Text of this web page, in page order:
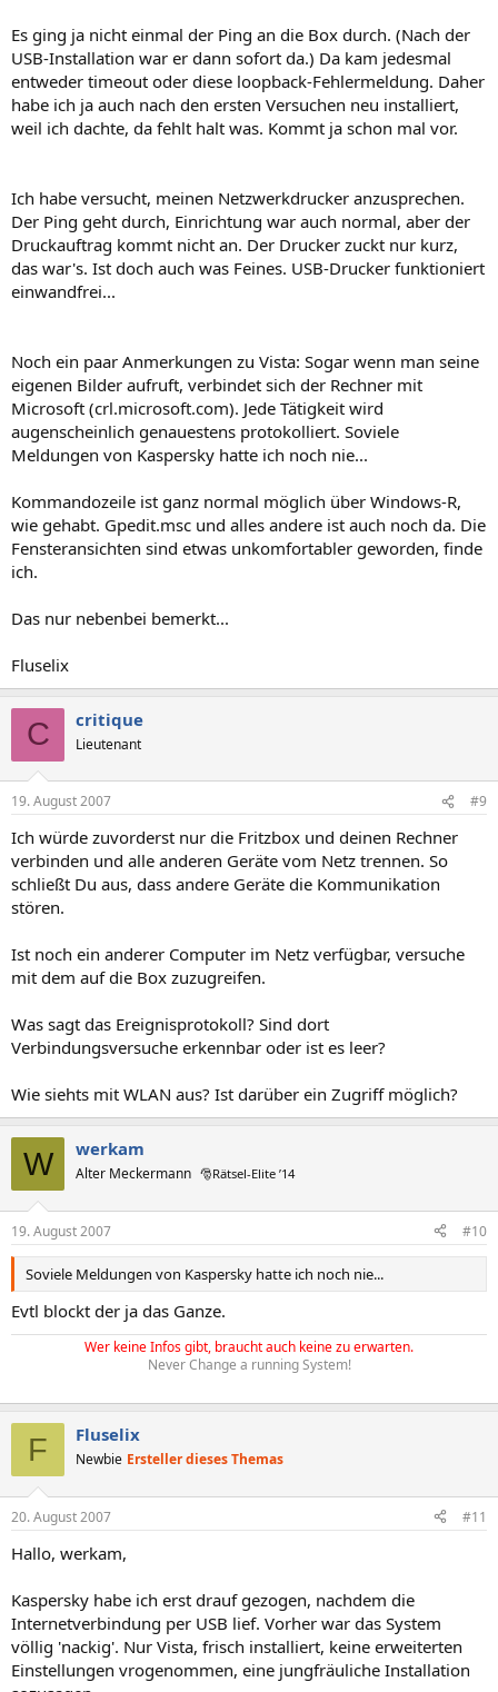
Es ging ja nicht einmal der Ping an die Box durch. (Nach der
USB-Installation war er dann sofort da.) Da kam jedesmal
entweder timeout oder diese loopback-Fehlermeldung. Daher
habe ich ja auch nach den ersten Versuchen neu installiert,
weil ich dachte, da fehlt halt was. Kommt ja schon mal vor.
Ich habe versucht, meinen Netzwerkdrucker anzusprechen.
Der Ping geht durch, Einrichtung war auch normal, aber der
Druckauftrag kommt nicht an. Der Drucker zuckt nur kurz,
das war's. Ist doch auch was Feines. USB-Drucker funktioniert
einwandfrei...
Noch ein paar Anmerkungen zu Vista: Sogar wenn man seine
eigenen Bilder aufruft, verbindet sich der Rechner mit
Microsoft (crl.microsoft.com). Jede Tätigkeit wird
augenscheinlich genauestens protokolliert. Soviele
Meldungen von Kaspersky hatte ich noch nie...
Kommandozeile ist ganz normal möglich über Windows-R,
wie gehabt. Gpedit.msc und alles andere ist auch noch da. Die
Fensteransichten sind etwas unkomfortabler geworden, finde
ich.
Das nur nebenbei bemerkt...
Fluselix
C critique
Lieutenant
19. August 2007 #9
Ich würde zuvorderst nur die Fritzbox und deinen Rechner
verbinden und alle anderen Geräte vom Netz trennen. So
schließt Du aus, dass andere Geräte die Kommunikation
stören.
Ist noch ein anderer Computer im Netz verfügbar, versuche
mit dem auf die Box zuzugreifen.
Was sagt das Ereignisprotokoll? Sind dort
Verbindungsversuche erkennbar oder ist es leer?
Wie siehts mit WLAN aus? Ist darüber ein Zugriff möglich?
W werkam
Alter Meckermann 🎅Rätsel-Elite ’14
19. August 2007 #10
Soviele Meldungen von Kaspersky hatte ich noch nie...
Evtl blockt der ja das Ganze.
Wer keine Infos gibt, braucht auch keine zu erwarten.
Never Change a running System!
F Fluselix
Newbie Ersteller dieses Themas
20. August 2007 #11
Hallo, werkam,
Kaspersky habe ich erst drauf gezogen, nachdem die
Internetverbindung per USB lief. Vorher war das System
völlig 'nackig'. Nur Vista, frisch installiert, keine erweiterten
Einstellungen vrogenommen, eine jungfräuliche Installation